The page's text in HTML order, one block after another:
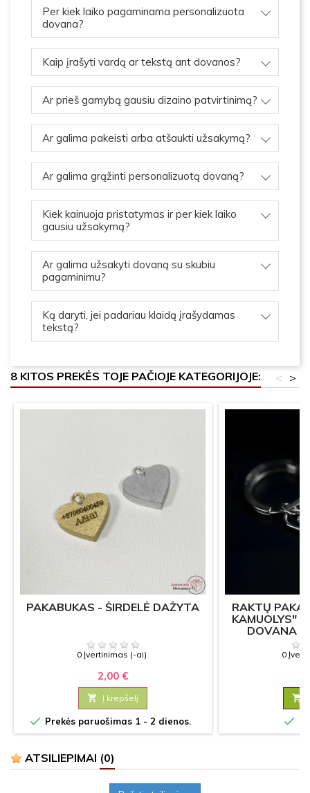
Per kiek laiko pagaminama personalizuota
dovana?
Kaip įrašyti vardą ar tekstą ant dovanos?
Ar prieš gamybą gausiu dizaino patvirtinimą?
Ar galima pakeisti arba atšaukti užsakymą?
Ar galima grąžinti personalizuotą dovaną?
Kiek kainuoja pristatymas ir per kiek laiko
gausiu užsakymą?
Ar galima užsakyti dovaną su skubiu
pagaminimu?
Ką daryti, jei padariau klaidą įrašydamas
tekstą?
8 KITOS PREKĖS TOJE PAČIOJE KATEGORIJOJE: >
<
PAKABUKAS - ŠIRDELĖ DAŽYTA
0 Įvertinimas (-ai)
2,00 €
 Į krepšelį
 Prekės paruošimas 1 - 2 dienos.
RAKTŲ
KAMUOLYS"
DOVANA
0


ATSILIEPIMAI (0)